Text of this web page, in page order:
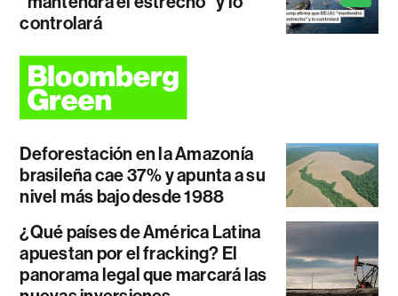
controlará
Deforestación en la Amazonía
brasileña cae 37% y apunta a su
nivel más bajo desde 1988
¿Qué países de América Latina
apuestan por el fracking? El
panorama legal que marcará las